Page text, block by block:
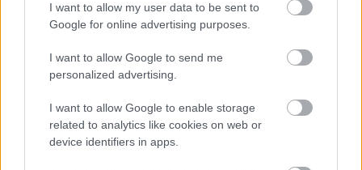
I want to allow my user data to be sent to
Google for online advertising purposes.
I want to allow Google to send me
personalized advertising.
I want to allow Google to enable storage
related to analytics like cookies on web or
device identifiers in apps.